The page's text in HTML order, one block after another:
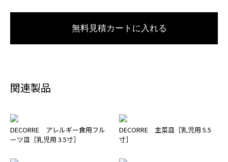
無料見積カートに入れる
関連製品
DECORRE アレルギー食用フル
ーツ皿［乳児用 3.5寸］
DECORRE 主菜皿［乳児用 5.5
寸］